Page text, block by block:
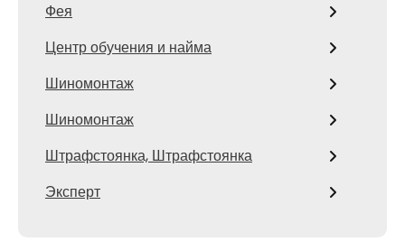
Фея
Центр обучения и найма
Шиномонтаж
Шиномонтаж
Штрафстоянка, Штрафстоянка
Эксперт